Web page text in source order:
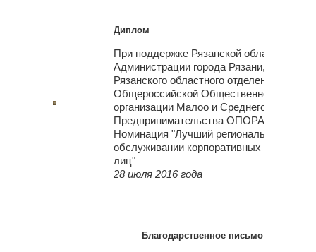
Диплом
При поддержке Рязанской области,
Администрации города Рязани,
Рязанского областного отделения
Общероссийской Общественной
организации Малоо и Среднего
Предпринимательства ОПОРА РОССИИ
Номинация "Лучший региональный банк
обслуживании корпоративных и частных
лиц"
28 июля 2016 года
Благодарственное письмо